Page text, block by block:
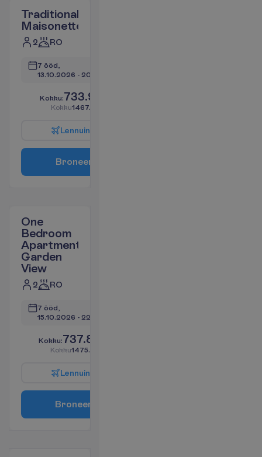
Traditional
Maisonette
2 RO
7 ööd,
13.10.2026 - 20.10.2026
Kokku:733.91
Kokku1467.82
Lennuin
Broneer
One
Bedroom
Apartment
Garden
View
2 RO
7 ööd,
15.10.2026 - 22.10.2026
Kokku:737.87
Kokku1475.74
Lennuin
Broneer